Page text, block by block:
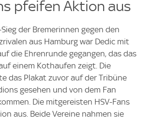
pfeifen Aktion aus
der Bremerinnen gegen den
aus Hamburg war Dedic mit
die Ehrenrunde gegangen, das das
einem Kothaufen zeigt. Die
das Plakat zuvor auf der Tribüne
gesehen und von dem Fan
Die mitgereisten HSV-Fans
aus. Beide Vereine nahmen sie